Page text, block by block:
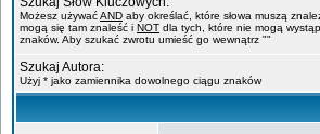
Możesz używaćAND aby określać, które słowa muszą
mogą się tam znaleść i NOT dla tych, które nie mogą
znaków. Aby szukać zwrotu umieść go wewnątrz ""
Szukaj Autora:
Użyj * jako zamiennika dowolnego ciągu znaków